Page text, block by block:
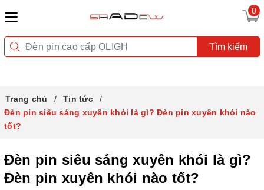
0
Tìm kiếm
Trang chủ
Tin tức
Đèn pin siêu sáng xuyên khói là gì? Đèn pin xuyên khói nào
tốt?
Đèn pin siêu sáng xuyên khói là gì?
Đèn pin xuyên khói nào tốt?